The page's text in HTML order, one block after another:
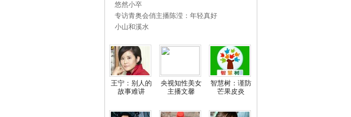
悠然小卒
专访青奥会俏主播陈滢：年轻真好
小山和溪水
王宁：别人的
故事难讲
央视知性美女
主播文馨
智慧树：谨防
芒果皮炎